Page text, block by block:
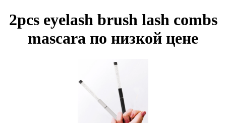
2pcs eyelash brush lash combs
mascara по низкой цене